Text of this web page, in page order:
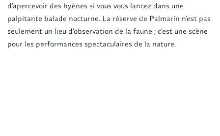
d'apercevoir des hyènes si vous vous lancez dans une
palpitante balade nocturne. La réserve de Palmarin n'est pas
seulement un lieu d'observation de la faune ; c'est une scène
pour les performances spectaculaires de la nature.